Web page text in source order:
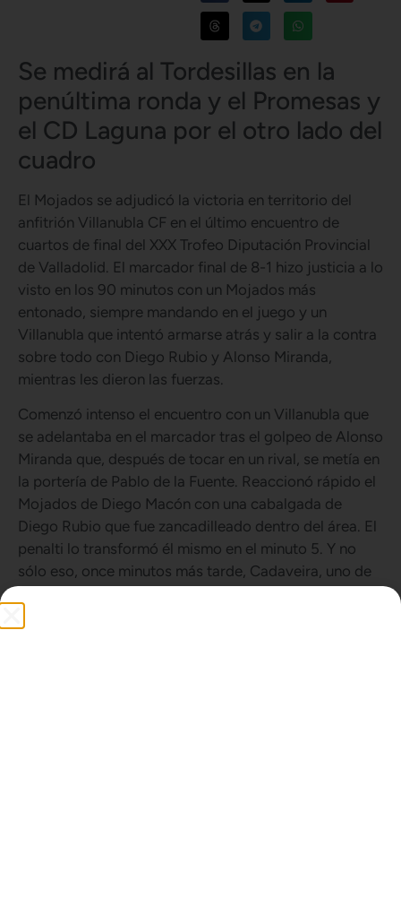
Se medirá al Tordesillas en la
penúltima ronda y el Promesas y
el CD Laguna por el otro lado del
cuadro
El Mojados se adjudicó la victoria en territorio del
anfitrión Villanubla CF en el último encuentro de
cuartos de final del XXX Trofeo Diputación Provincial
de Valladolid. El marcador final de 8-1 hizo justicia a lo
visto en los 90 minutos con un Mojados más
entonado, siempre mandando en el juego y un
Villanubla que intentó armarse atrás y salir a la contra
sobre todo con Diego Rubio y Alonso Miranda,
mientras les dieron las fuerzas.
Comenzó intenso el encuentro con un Villanubla que
se adelantaba en el marcador tras el golpeo de Alonso
Miranda que, después de tocar en un rival, se metía en
la portería de Pablo de la Fuente. Reaccionó rápido el
Mojados de Diego Macón con una cabalgada de
Diego Rubio que fue zancadilleado dentro del área. El
penalti lo transformó él mismo en el minuto 5. Y no
sólo eso, once minutos más tarde, Cadaveira, uno de